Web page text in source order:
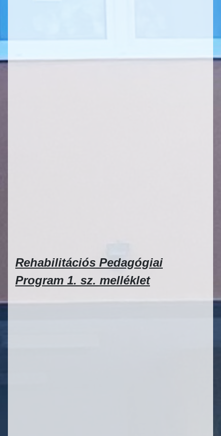
Rehabilitációs Pedagógiai
Program 1. sz. melléklet